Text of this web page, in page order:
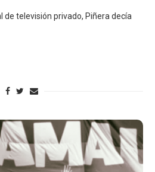
de televisión privado, Piñera decía